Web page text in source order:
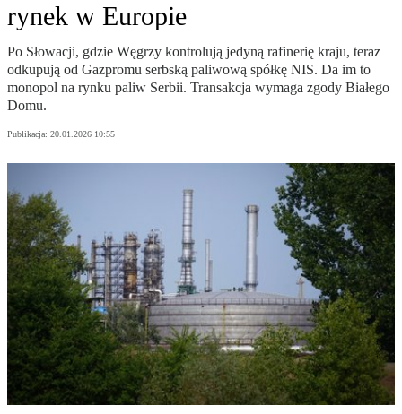
rynek w Europie
Po Słowacji, gdzie Węgrzy kontrolują jedyną rafinerię kraju, teraz
odkupują od Gazpromu serbską paliwową spółkę NIS. Da im to
monopol na rynku paliw Serbii. Transakcja wymaga zgody Białego
Domu.
Publikacja: 20.01.2026 10:55